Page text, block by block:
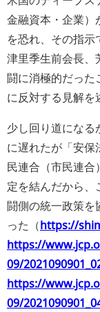
金融資本・企業）
を恐れ、その指
津里季生前会長、
闘に消極的だった
に反対する見解を
少し回り道になる
に遅れたが「安
民連合（市民連合
定を結んだから
闘側の統一政策を
った（https://
https://
09/
https://
09/